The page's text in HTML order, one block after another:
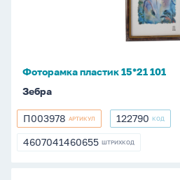
Фоторамка пластик 15*21 101
Зебра
П003978
П003978 АРТИКУЛ 122790
122790 КОД
4607041460655
4607041460655 ШТРИХКОД